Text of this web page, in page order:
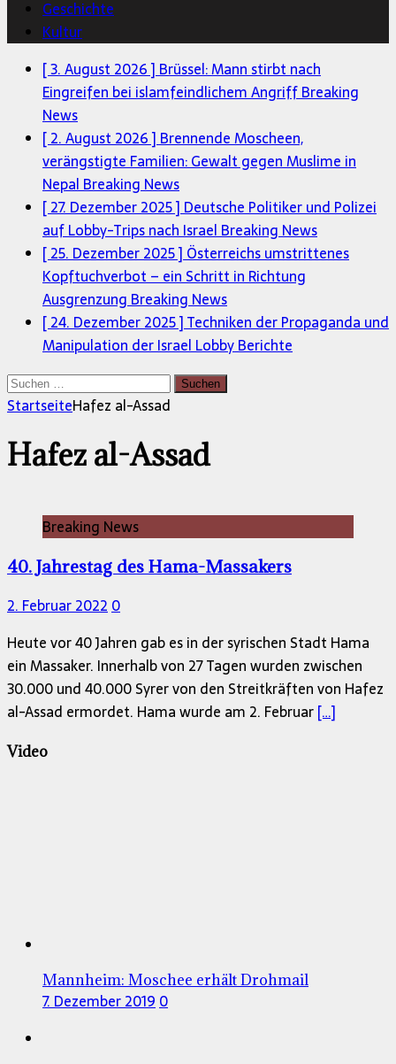
Geschichte
Kultur
[ 3. August 2026 ] Brüssel: Mann stirbt nach
Eingreifen bei islamfeindlichem AngriffBreaking
News
[ 2. August 2026 ] Brennende Moscheen,
verängstigte Familien: Gewalt gegen Muslime in
Nepal Breaking News
[ 27. Dezember 2025 ] Deutsche Politiker und Polizei
auf Lobby-Trips nach Israel Breaking News
[ 25. Dezember 2025 ] Österreichs umstrittenes
Kopftuchverbot – ein Schritt in Richtung
Ausgrenzung Breaking News
[ 24. Dezember 2025 ]Techniken der Propaganda und
Manipulation der Israel LobbyBerichte
Suchen
nach:
StartseiteHafez al-Assad
Hafez al-Assad
Breaking News
40. Jahrestag des Hama-Massakers
2. Februar 2022 0
Heute vor 40 Jahren gab es in der syrischen Stadt Hama
ein Massaker. Innerhalb von 27 Tagen wurden zwischen
30.000 und 40.000 Syrer von den Streitkräften von Hafez
al-Assad ermordet. Hama wurde am 2. Februar[…]
Video
Mannheim: Moschee erhält Drohmail
7. Dezember 20190